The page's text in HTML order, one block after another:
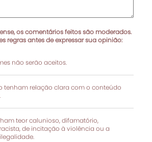
os comentários feitos são moderados.
regras antes de expressar sua opinião:
não serão aceitos.
tenham relação clara com o conteúdo
teor calunioso, difamatório,
de incitação à violência ou a